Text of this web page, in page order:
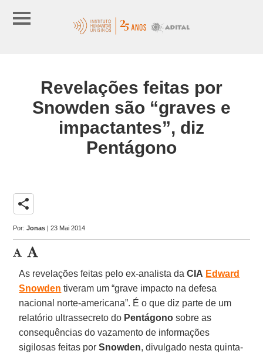
Revelações feitas por
Snowden são “graves e
impactantes”, diz
Pentágono
share
Por:Jonas | 23 Mai 2014
As revelações feitas pelo ex-analista daCIA Edward
Snowden tiveram um “grave impacto na defesa
nacional norte-americana”. É o que diz parte de um
relatório ultrassecreto do Pentágono sobre as
consequências do vazamento de informações
sigilosas feitas porSnowden, divulgado nesta quinta-